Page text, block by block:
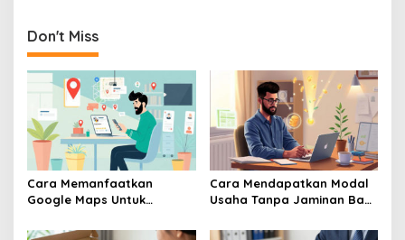
Don't Miss
Cara Memanfaatkan
Google Maps Untuk
Toko UMKM
Cara Mendapatkan Modal
Usaha Tanpa Jaminan Bagi
Banget